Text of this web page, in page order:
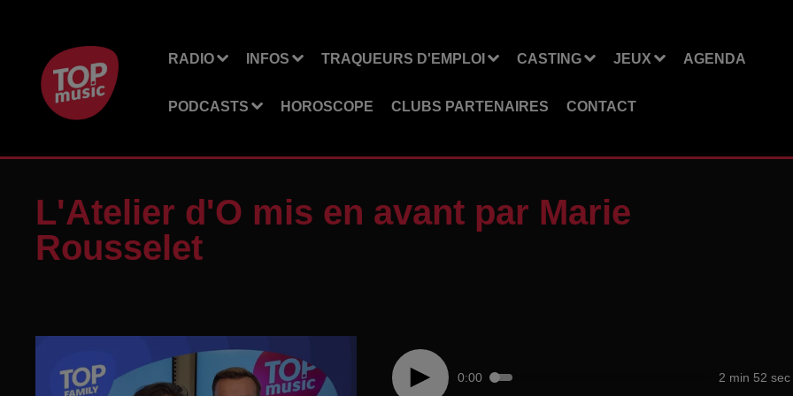
RADIO INFOS TRAQUEURS D'EMPLOI CASTING JEUX AGENDA
PODCASTS HOROSCOPE CLUBS PARTENAIRES CONTACT
L'Atelier d'O mis en avant par Marie
Rousselet
0:00 2 min 52 sec